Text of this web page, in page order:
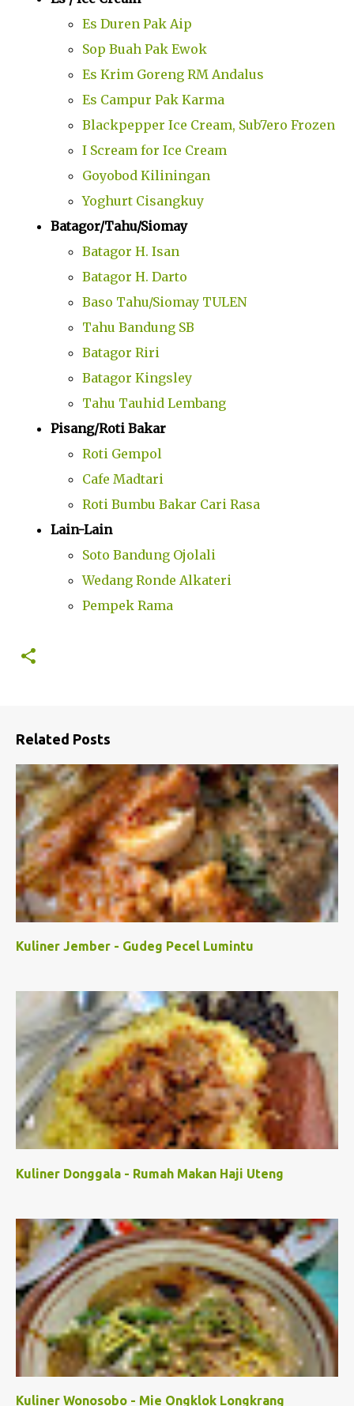
Es Duren Pak Aip
Sop Buah Pak Ewok
Es Krim Goreng RM Andalus
Es Campur Pak Karma
Blackpepper Ice Cream, Sub7ero Frozen
I Scream for Ice Cream
Goyobod Kiliningan
Yoghurt Cisangkuy
Batagor/Tahu/Siomay
Batagor H. Isan
Batagor H. Darto
Baso Tahu/Siomay TULEN
Tahu Bandung SB
Batagor Riri
Batagor Kingsley
Tahu Tauhid Lembang
Pisang/Roti Bakar
Roti Gempol
Cafe Madtari
Roti Bumbu Bakar Cari Rasa
Lain-Lain
Soto Bandung Ojolali
Wedang Ronde Alkateri
Pempek Rama
Related Posts
Kuliner Jember - Gudeg Pecel Lumintu
Kuliner Donggala - Rumah Makan Haji Uteng
Kuliner Wonosobo - Mie Ongklok Longkrang